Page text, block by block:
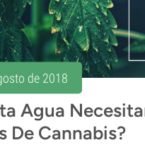
de 2018
Agua
De Cannabis?